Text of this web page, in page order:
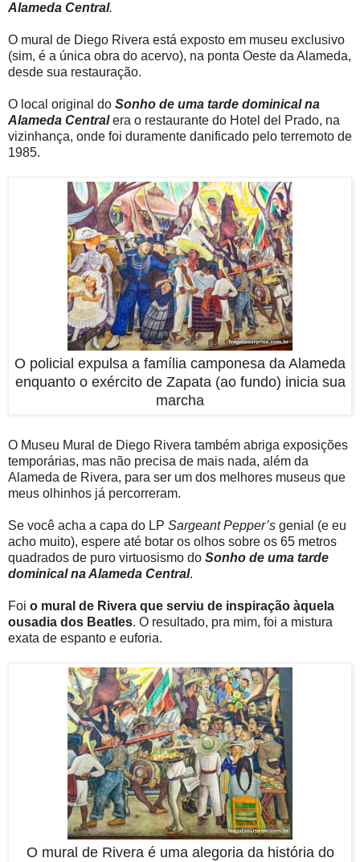
Alameda Central.
O mural de Diego Rivera está exposto em museu exclusivo
(sim, é a única obra do acervo), na ponta Oeste da Alameda,
desde sua restauração.
O local original do Sonho de uma tarde dominical na
Alameda Central era o restaurante do Hotel del Prado, na
vizinhança, onde foi duramente danificado pelo terremoto de
1985.
O policial expulsa a família camponesa da Alameda
enquanto o exército de Zapata (ao fundo) inicia sua
marcha
O Museu Mural de Diego Rivera também abriga exposições
temporárias, mas não precisa de mais nada, além da
Alameda de Rivera, para ser um dos melhores museus que
meus olhinhos já percorreram.
Se você acha a capa do LP Sargeant Pepper’s genial (e eu
acho muito), espere até botar os olhos sobre os 65 metros
quadrados de puro virtuosismo do Sonho de uma tarde
dominical na Alameda Central.
Foi o mural de Rivera que serviu de inspiração àquela
ousadia dos Beatles. O resultado, pra mim, foi a mistura
exata de espanto e euforia.
O mural de Rivera é uma alegoria da história do